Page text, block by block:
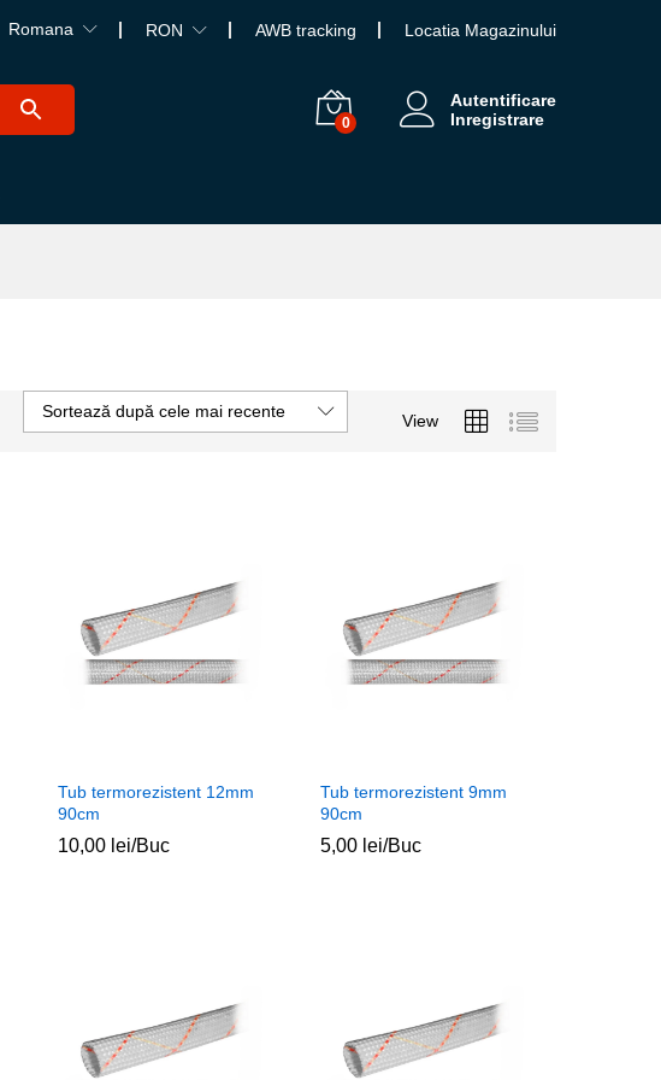
Romana RON AWB tracking Locatia Magazinului
0
Autentificare
Inregistrare
View
Sortează după cele mai recente
Tub termorezistent 12mm
90cm
10,00 lei/Buc
10,00 lei
Tub termorezistent 9mm
90cm
5,00 lei/Buc
5,00 lei